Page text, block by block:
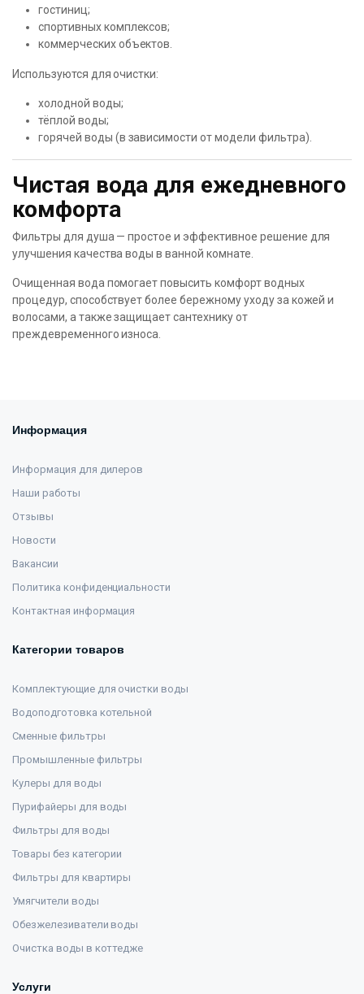
гостиниц;
спортивных комплексов;
коммерческих объектов.
Используются для очистки:
холодной воды;
тёплой воды;
горячей воды (в зависимости от модели фильтра).
Чистая вода для ежедневного
комфорта
Фильтры для душа — простое и эффективное решение для
улучшения качества воды в ванной комнате.
Очищенная вода помогает повысить комфорт водных
процедур, способствует более бережному уходу за кожей и
волосами, а также защищает сантехнику от
преждевременного износа.
Информация
Информация для дилеров
Наши работы
Отзывы
Новости
Вакансии
Политика конфиденциальности
Контактная информация
Категории товаров
Комплектующие для очистки воды
Водоподготовка котельной
Сменные фильтры
Промышленные фильтры
Кулеры для воды
Пурифайеры для воды
Фильтры для воды
Товары без категории
Фильтры для квартиры
Умягчители воды
Обезжелезиватели воды
Очистка воды в коттедже
Услуги